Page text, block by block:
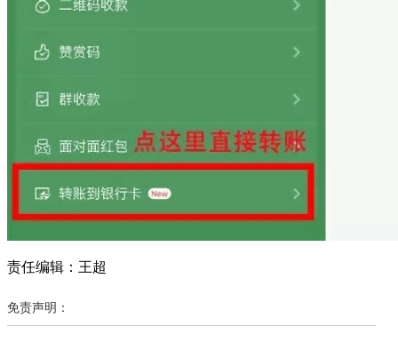
责任编辑：王超
免责声明：